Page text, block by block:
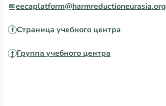
eecaplatform@harmreductioneurasia.org
Страница учебного центра
Группа учебного центра